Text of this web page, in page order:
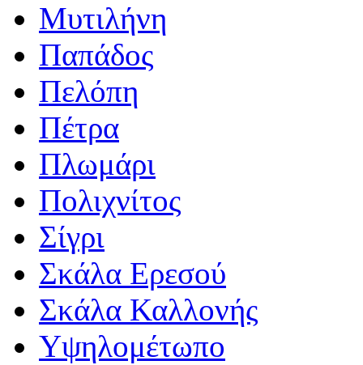
Μυτιλήνη
Παπάδος
Πελόπη
Πέτρα
Πλωμάρι
Πολιχνίτος
Σίγρι
Σκάλα Ερεσού
Σκάλα Καλλονής
Υψηλομέτωπο